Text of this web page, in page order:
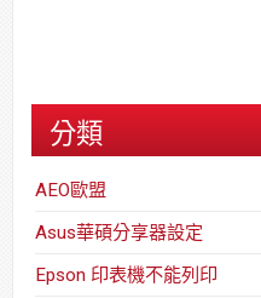
分類
AEO歐盟
Asus華碩分享器設定
Epson 印表機不能列印